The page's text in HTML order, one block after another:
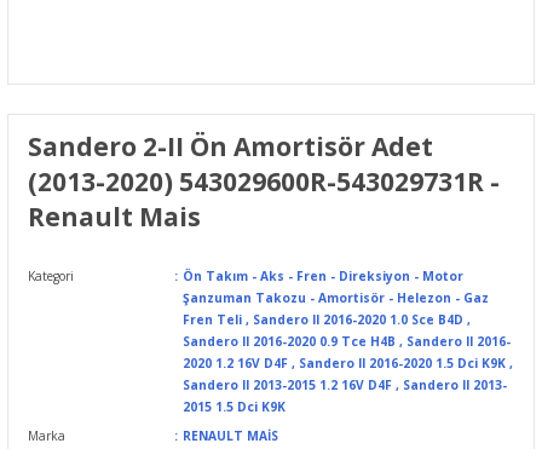
Sandero 2-II Ön Amortisör Adet
(2013-2020) 543029600R-543029731R -
Renault Mais
Kategori
Ön Takım - Aks - Fren - Direksiyon - Motor
Şanzuman Takozu - Amortisör - Helezon - Gaz
Fren Teli , Sandero II 2016-2020 1.0 Sce B4D ,
Sandero II 2016-2020 0.9 Tce H4B , Sandero II 2016-
2020 1.2 16V D4F , Sandero II 2016-2020 1.5 Dci K9K ,
Sandero II 2013-2015 1.2 16V D4F , Sandero II 2013-
2015 1.5 Dci K9K
Marka
RENAULT MAİS